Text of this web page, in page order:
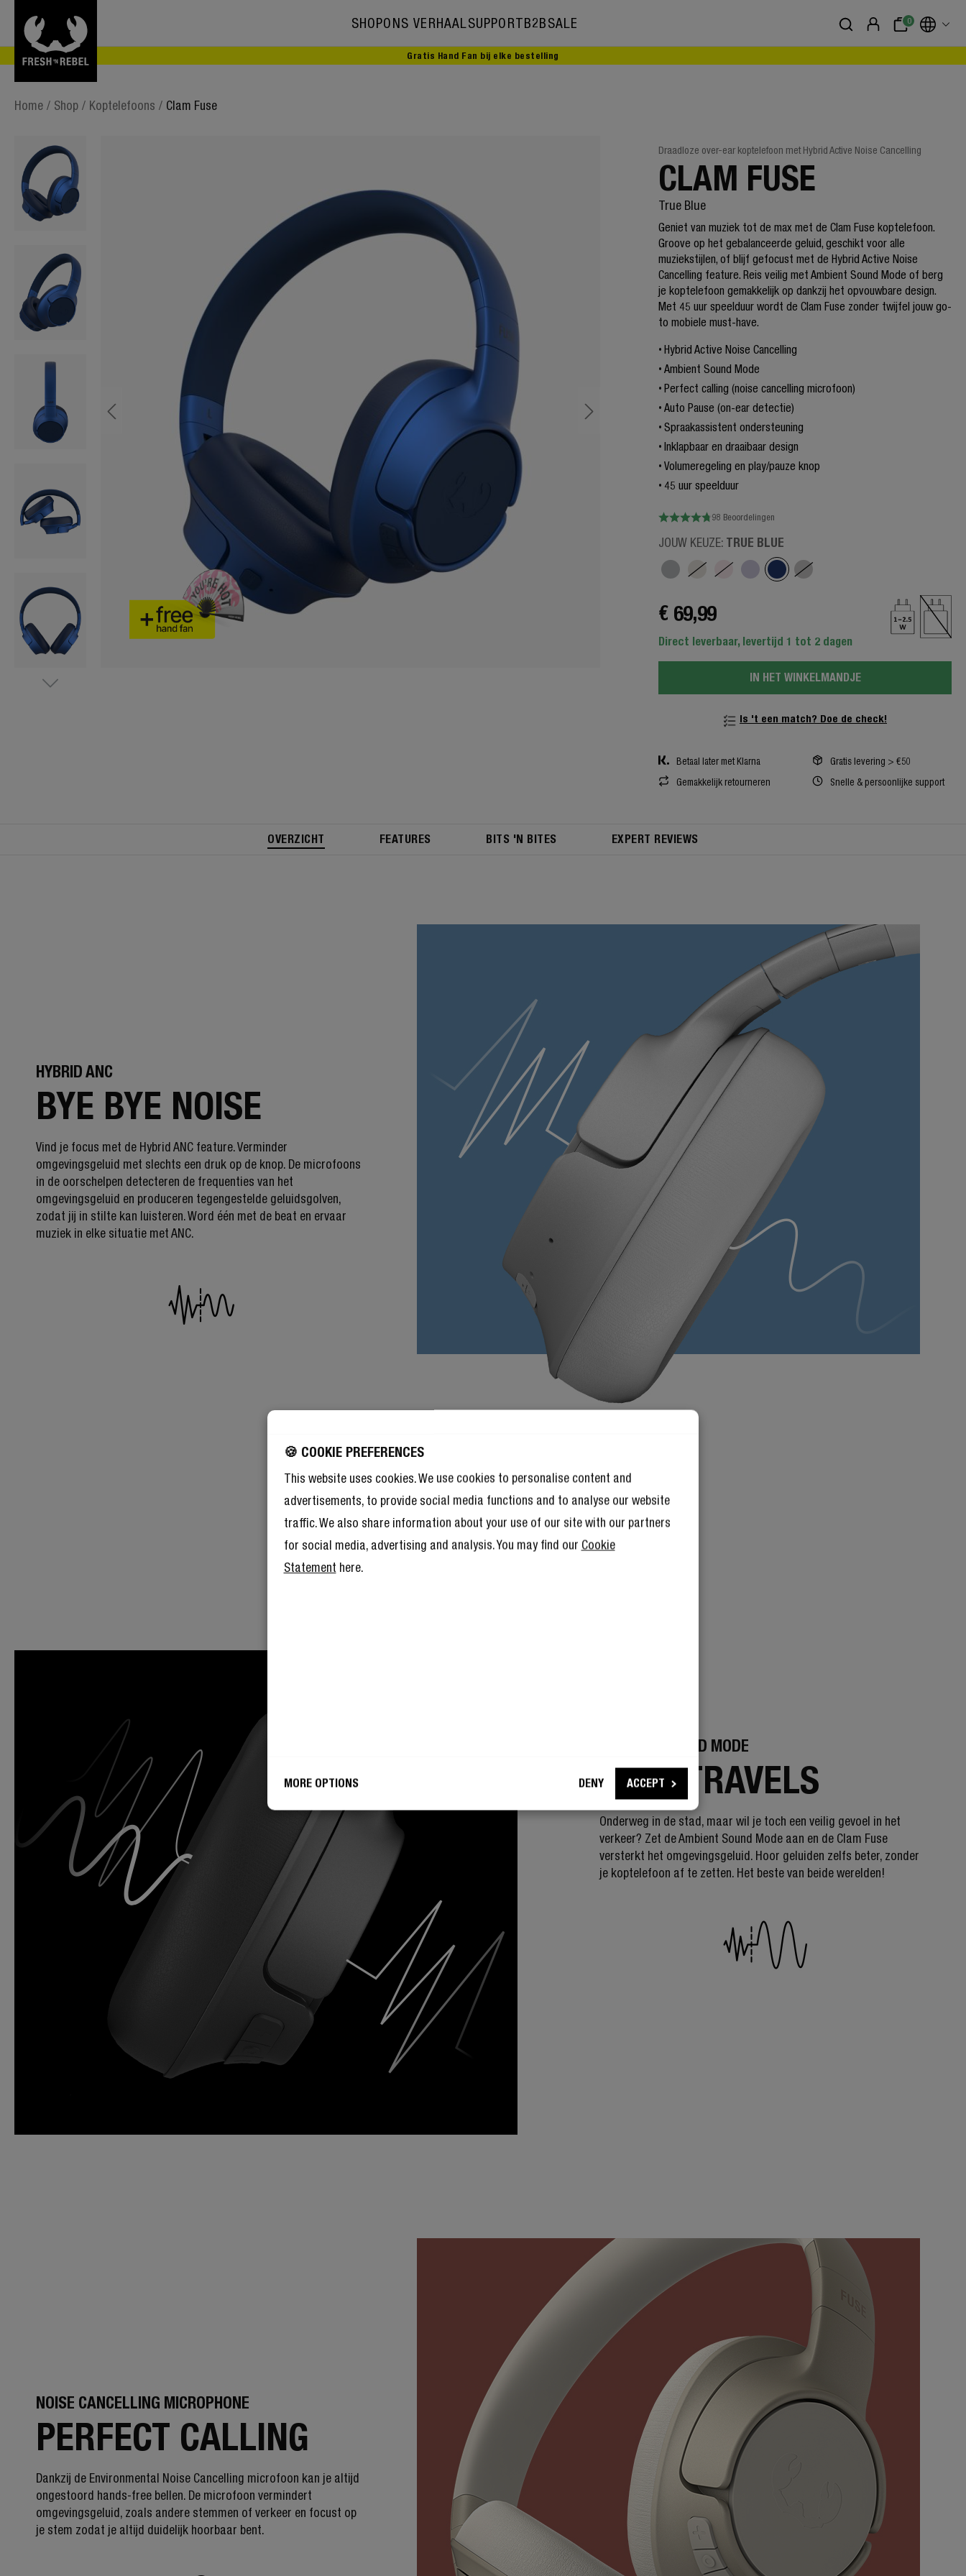
🍪 COOKIE PREFERENCES
This website uses cookies. We use cookies to personalise content and
advertisements, to provide social media functions and to analyse our website
traffic. We also share information about your use of our site with our partners
for social media, advertising and analysis. You may find our Cookie
Statement here.
MORE OPTIONS DENY ACCEPT
0
SHOPONS VERHAAL
Ons verhaal
SUPPORTB2BSALE
Gratis Hand Fan bij elke bestelling
Home / Shop / Koptelefoons / Clam Fuse
Draadloze over-ear koptelefoon met Hybrid Active Noise Cancelling
CLAM FUSE
True Blue
Geniet van muziek tot de max met de Clam Fuse koptelefoon.
Groove op het gebalanceerde geluid, geschikt voor alle
muziekstijlen, of blijf gefocust met de Hybrid Active Noise
Cancelling feature. Reis veilig met Ambient Sound Mode of berg
je koptelefoon gemakkelijk op dankzij het opvouwbare design.
Met 45 uur speelduur wordt de Clam Fuse zonder twijfel jouw go-
to mobiele must-have.
Hybrid Active Noise Cancelling
Ambient Sound Mode
Perfect calling (noise cancelling microfoon)
Auto Pause (on-ear detectie)
Spraakassistent ondersteuning
Inklapbaar en draaibaar design
Volumeregeling en play/pauze knop
45 uur speelduur
98 Beoordelingen
JOUW KEUZE: TRUE BLUE
€ 69,99
Direct leverbaar, levertijd 1 tot 2 dagen
IN HET WINKELMANDJE
Is 't een match? Doe de check!
Betaal later met Klarna
Gratis levering > €50
Gemakkelijk retourneren
Snelle & persoonlijke support
OVERZICHT FEATURES BITS 'N BITES EXPERT REVIEWS
HYBRID ANC
BYE BYE NOISE
Vind je focus met de Hybrid ANC feature. Verminder
omgevingsgeluid met slechts een druk op de knop. De microfoons
in de oorschelpen detecteren de frequenties van het
omgevingsgeluid en produceren tegengestelde geluidsgolven,
zodat jij in stilte kan luisteren. Word één met de beat en ervaar
muziek in elke situatie met ANC.
AMBIENT SOUND MODE
SAFE TRAVELS
Onderweg in de stad, maar wil je toch een veilig gevoel in het
verkeer? Zet de Ambient Sound Mode aan en de Clam Fuse
versterkt het omgevingsgeluid. Hoor geluiden zelfs beter, zonder
je koptelefoon af te zetten. Het beste van beide werelden!
NOISE CANCELLING MICROPHONE
PERFECT CALLING
Dankzij de Environmental Noise Cancelling microfoon kan je altijd
ongestoord hands-free bellen. De microfoon vermindert
omgevingsgeluid, zoals andere stemmen of verkeer en focust op
je stem zodat je altijd duidelijk hoorbaar bent.